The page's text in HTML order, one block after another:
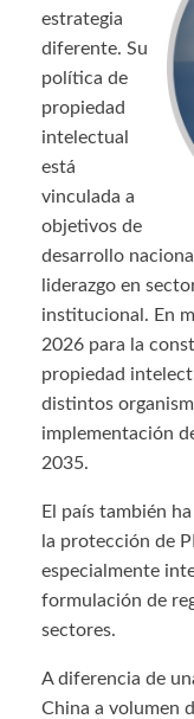
estrategia
diferente. Su
política de
propiedad
intelectual
está
vinculada a
objetivos de
desarrollo
liderazgo en
institucional. En
2026 para la
propiedad
distintos
implementación
2035.
El país también
la protección de
especialmente
formulación de
sectores.
A diferencia de
China a volumen